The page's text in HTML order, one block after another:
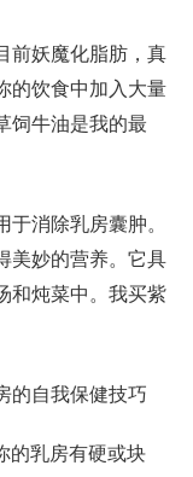
前妖魔化脂肪，真
的饮食中加入大量
饲牛油是我的最
消除乳房囊肿。
美妙的营养。它具
和炖菜中。我买紫
的乳房有硬或块